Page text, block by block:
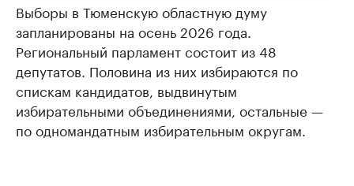
Выборы в Тюменскую областную думу
запланированы на осень 2026 года.
Региональный парламент состоит из 48
депутатов. Половина из них избираются по
спискам кандидатов, выдвинутым
избирательными объединениями, остальные —
по одномандатным избирательным округам.